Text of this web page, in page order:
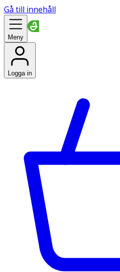
Gå till innehåll
Meny
Logga in